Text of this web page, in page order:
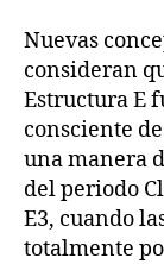
Nuevas
consideran
Estructura E
consciente
una manera
del periodo
E3, cuando
totalmente